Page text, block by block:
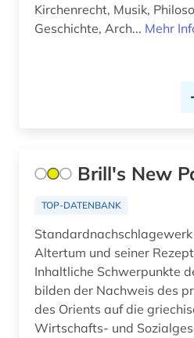
Kirchenrecht, Musik,
Geschichte, Arch... Mehr
Brill's New
TOP-DATENBANK
Altertum und seiner
Inhaltliche Schwerpunkte
bilden der Nachweis des
des Orients auf die
Wirtschafts- und